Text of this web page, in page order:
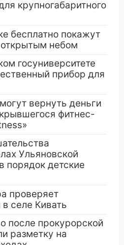
крупногабаритного
бесплатно покажут
небом
госуниверситете
прибор для
вернуть деньги
фитнес-
Ульяновской
порядок детские
проверяет
селе Кивать
после прокурорской
разметку на